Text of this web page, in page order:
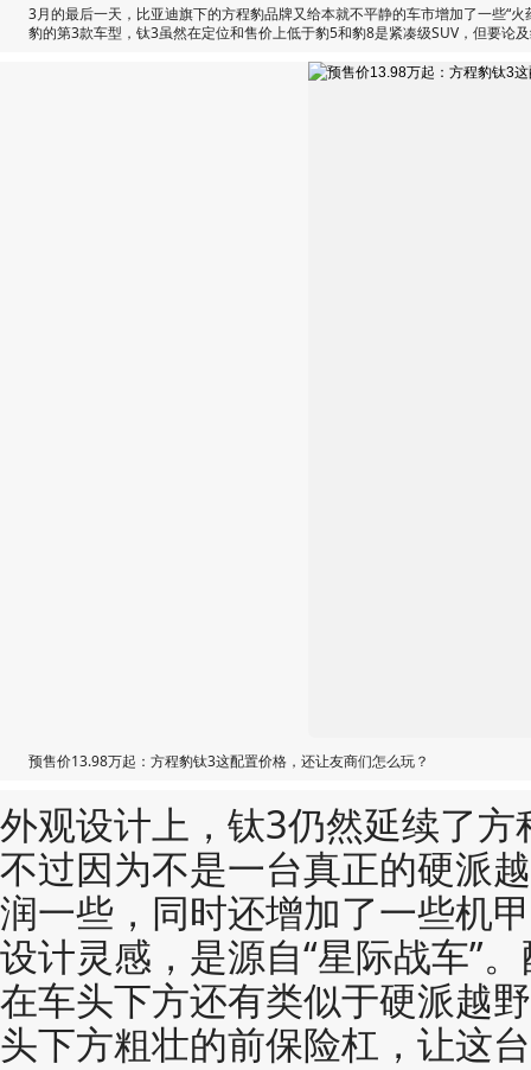
3月的最后一天，比亚迪旗下的方程豹品牌又给本就不平静的车市增加了一些“
豹的第3款车型，钛3虽然在定位和售价上低于豹5和豹8是紧凑级SUV，但要论
预售价13.98万起：方程豹钛3这配置价格，还让友商们怎么玩？
外观设计上，钛3仍然延续了
不过因为不是一台真正的硬派
润一些，同时还增加了一些机
设计灵感，是源自“星际战车”
在车头下方还有类似于硬派越
头下方粗壮的前保险杠，让这